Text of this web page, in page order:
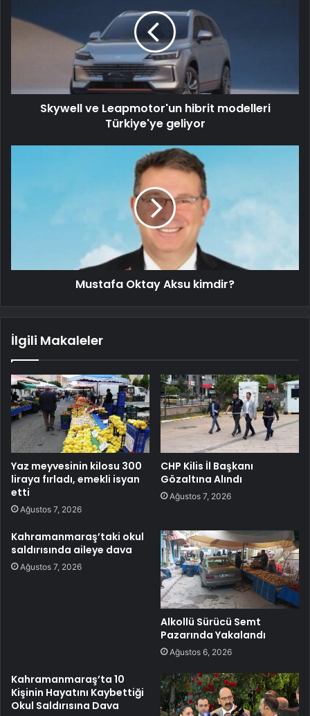
Skywell ve Leapmotor'un hibrit modelleri
Türkiye'ye geliyor
Mustafa Oktay Aksu kimdir?
İlgili Makaleler
Yaz meyvesinin kilosu 300
liraya fırladı, emekli isyan
etti
Ağustos 7, 2026
CHP Kilis İl Başkanı
Gözaltına Alındı
Ağustos 7, 2026
Kahramanmaraş’taki okul
saldırısında aileye dava
Ağustos 7, 2026
Alkollü Sürücü Semt
Pazarında Yakalandı
Ağustos 6, 2026
Kahramanmaraş’ta 10
Kişinin Hayatını Kaybettiği
Okul Saldırısına Dava